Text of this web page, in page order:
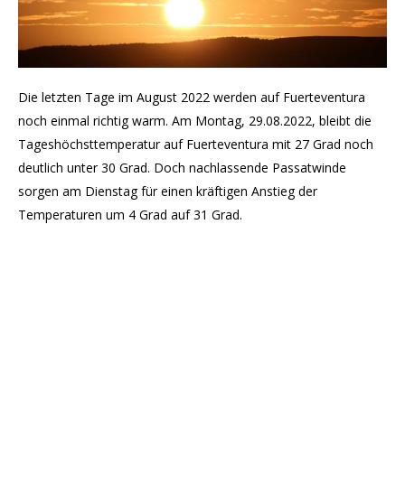
Die letzten Tage im August 2022 werden auf Fuerteventura
noch einmal richtig warm. Am Montag, 29.08.2022, bleibt die
Tageshöchsttemperatur auf Fuerteventura mit 27 Grad noch
deutlich unter 30 Grad. Doch nachlassende Passatwinde
sorgen am Dienstag für einen kräftigen Anstieg der
Temperaturen um 4 Grad auf 31 Grad.